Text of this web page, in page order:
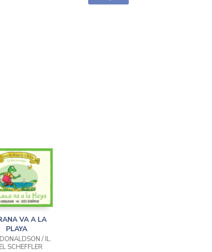
VA A LA
PLAYA
/ IL.
SCHEFFLER